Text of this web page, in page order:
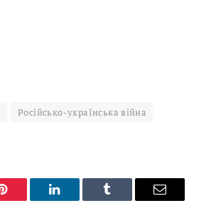
Російсько-українська війна
Pinterest LinkedIn Tumblr Email